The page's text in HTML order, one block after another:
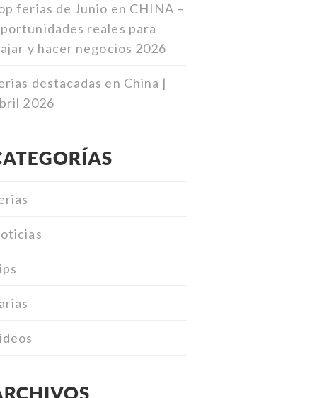
ferias de Junio en CHINA –
reales para
y hacer negocios 2026
destacadas en China |
2026